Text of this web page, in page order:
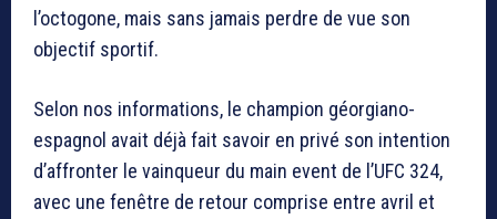
l’octogone, mais sans jamais perdre de vue son
objectif sportif.
Selon nos informations, le champion géorgiano-
espagnol avait déjà fait savoir en privé son intention
d’affronter le vainqueur du main event de l’UFC 324,
avec une fenêtre de retour comprise entre avril et